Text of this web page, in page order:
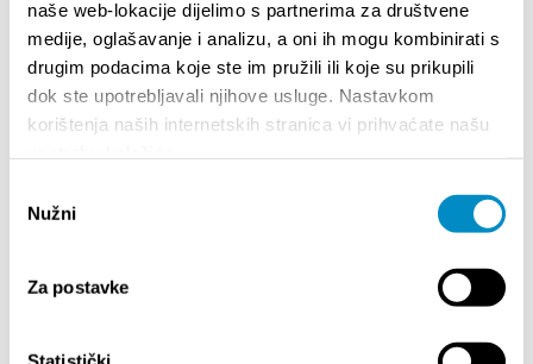
naše web-lokacije dijelimo s partnerima za društvene
medije, oglašavanje i analizu, a oni ih mogu kombinirati s
drugim podacima koje ste im pružili ili koje su prikupili
dok ste upotrebljavali njihove usluge. Nastavkom
korištenja naših internetskih stranica vi prihvaćate našu
pristanka
Nužni
Za postavke
STUPA NA SNAGU POČETKOM 2027. - VAŽNA
INFORMACIJA – IZDAVANJE REGISTRACIJSKOG
BROJA